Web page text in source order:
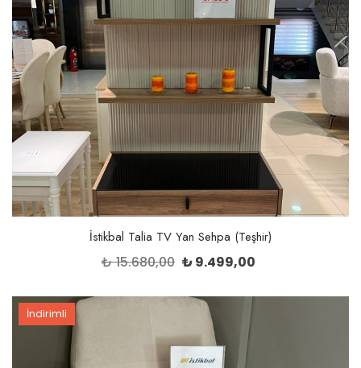
İstikbal Talia TV Yan Sehpa (Teşhir)
₺15.680,00 Orijinal
₺ 15.680,00.
₺9.499,00
fiyat:
İndirimli